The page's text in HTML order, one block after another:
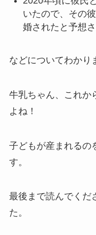
いたので、その
婚されたと予想
などについてわかり
牛乳ちゃん、これか
よね！
子どもが産まれるの
す。
最後まで読んでくだ
た。